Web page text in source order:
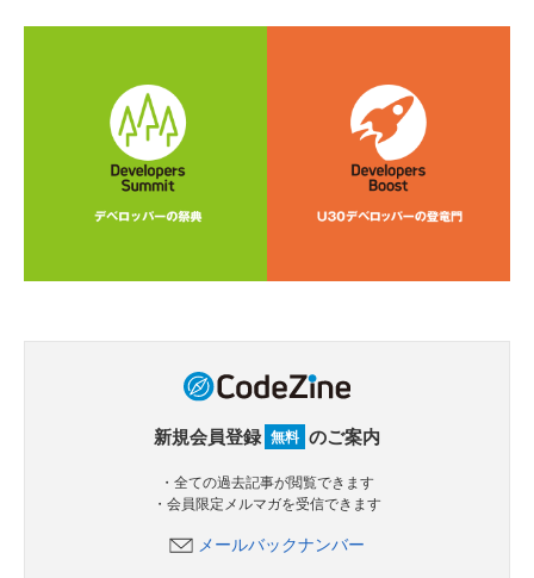
新規会員登録 無料 のご案内
・全ての過去記事が閲覧できます
・会員限定メルマガを受信できます
メールバックナンバー